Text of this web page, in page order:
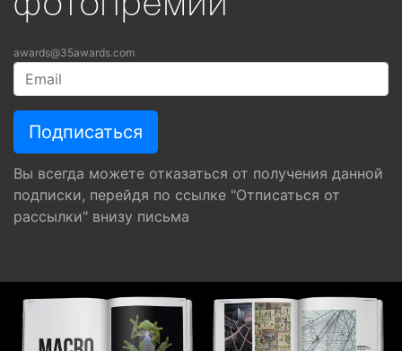
awards@35awards.com
Вы всегда можете отказаться от получения данной
подписки, перейдя по ссылке "Отписаться от
рассылки" внизу письма